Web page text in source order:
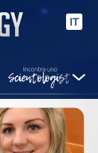
IT